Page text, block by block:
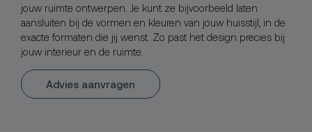
jouw ruimte ontwerpen. Je kunt ze bijvoorbeeld laten
aansluiten bij de vormen en kleuren van jouw huisstijl, in de
exacte formaten die jij wenst. Zo past het design precies bij
jouw interieur en de ruimte.
Advies aanvragen